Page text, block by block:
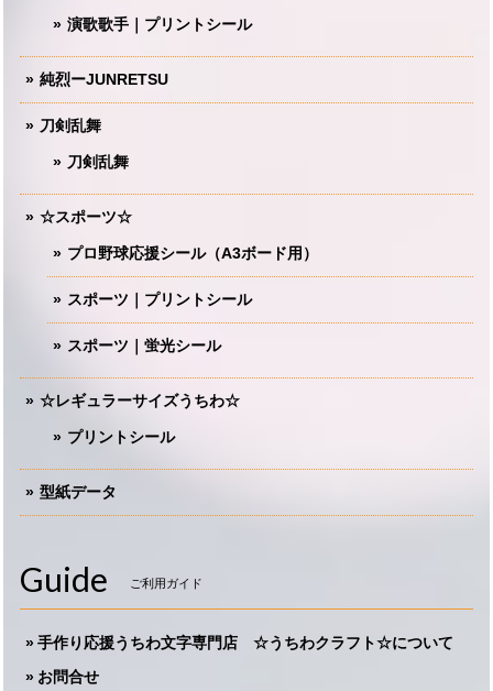
演歌歌手｜プリントシール
純烈ーJUNRETSU
刀剣乱舞
刀剣乱舞
☆スポーツ☆
プロ野球応援シール（A3ボード用）
スポーツ｜プリントシール
スポーツ｜蛍光シール
☆レギュラーサイズうちわ☆
プリントシール
型紙データ
Guide ご利用ガイド
手作り応援うちわ文字専門店 ☆うちわクラフト☆について
お問合せ